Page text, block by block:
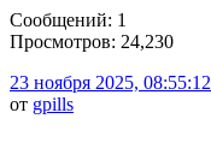
Сообщений: 1
Просмотров: 24,230
23 ноября 2025, 08:55:12
от gpills